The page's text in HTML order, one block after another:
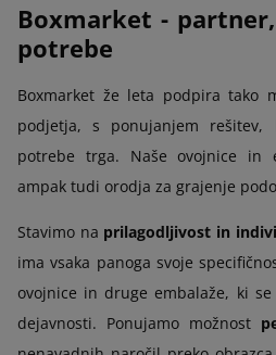
Boxmarket -
potrebe
Boxmarket že leta podpira tako
podjetja, s ponujanjem rešitev,
potrebe trga. Naše ovojnice in
ampak tudi orodja za grajenje
Stavimo na prilagodljivost in
ima vsaka panoga svoje
ovojnice in druge embalaže, ki
dejavnosti. Ponujamo možnost